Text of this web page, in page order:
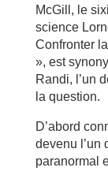
McGill, le
science
Confronter
», est
Randi, l’un
la question.
D’abord
devenu l’un
paranormal